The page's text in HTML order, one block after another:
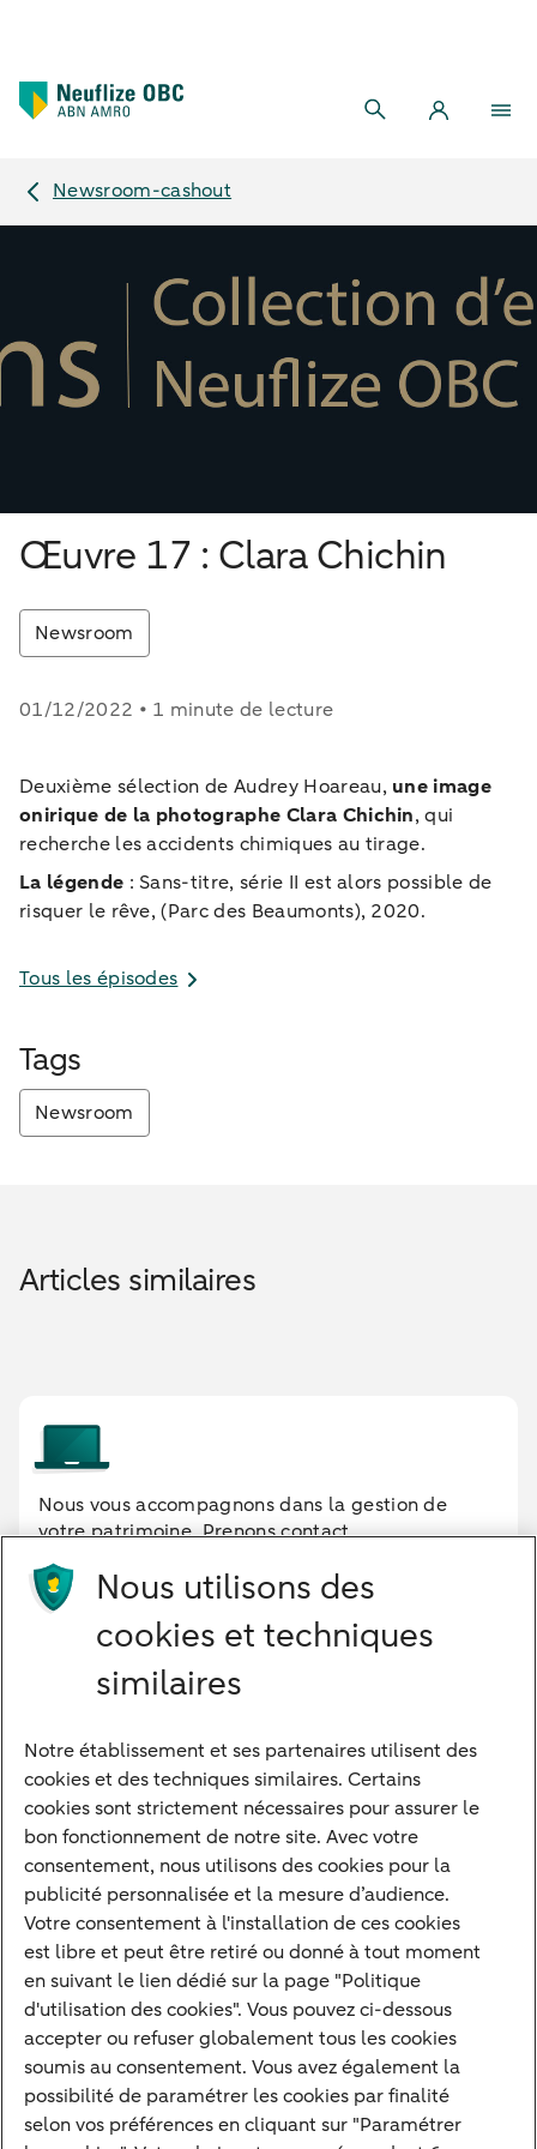
Newsroom-cashout
Œuvre 17 : Clara Chichin
Newsroom
01/12/2022 • 1 minute de lecture
Deuxième sélection de Audrey Hoareau, une image
onirique de la photographe Clara Chichin, qui
recherche les accidents chimiques au tirage.
La légende : Sans-titre, série II est alors possible de
risquer le rêve, (Parc des Beaumonts), 2020.
Tous les épisodes
Tags
Newsroom
Articles similaires
Nous vous accompagnons dans la gestion de
votre patrimoine. Prenons contact
Notre approche
Nos experts
Notre raison d'être
Devenir client
Diversifier vos classes d'actifs
Structurer votre patrimoine
Développer votre entreprise
Banque à distance
Actualités
Contact
Nous utilisons des
cookies et techniques
similaires
Notre établissement et ses partenaires utilisent des
cookies et des techniques similaires. Certains
cookies sont strictement nécessaires pour assurer le
bon fonctionnement de notre site. Avec votre
consentement, nous utilisons des cookies pour la
publicité personnalisée et la mesure d’audience.
Votre consentement à l'installation de ces cookies
est libre et peut être retiré ou donné à tout moment
en suivant le lien dédié sur la page "Politique
d'utilisation des cookies". Vous pouvez ci-dessous
accepter ou refuser globalement tous les cookies
soumis au consentement. Vous avez également la
possibilité de paramétrer les cookies par finalité
selon vos préférences en cliquant sur "Paramétrer